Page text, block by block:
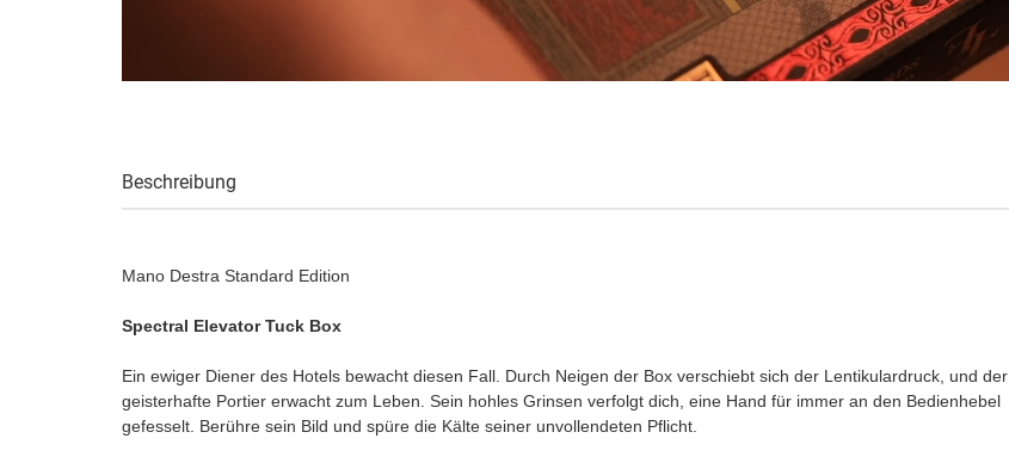
Beschreibung
Mano Destra Standard Edition
Spectral Elevator Tuck Box
Ein ewiger Diener des Hotels bewacht diesen Fall. Durch Neigen der Box verschiebt sich der Lentikulardruck, und der
geisterhafte Portier erwacht zum Leben. Sein hohles Grinsen verfolgt dich, eine Hand für immer an den Bedienhebel
gefesselt. Berühre sein Bild und spüre die Kälte seiner unvollendeten Pflicht.